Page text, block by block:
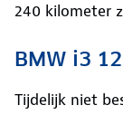
240 kilometer
BMW i3
Tijdelijk niet